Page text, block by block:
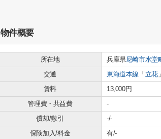
物件概要
所在地 兵庫県尼崎市水堂
交通
東海道本線 「 立花
賃料
13,000円
管理費・共益費
-
償却/敷引
-/-
保険加入/料金
有/-